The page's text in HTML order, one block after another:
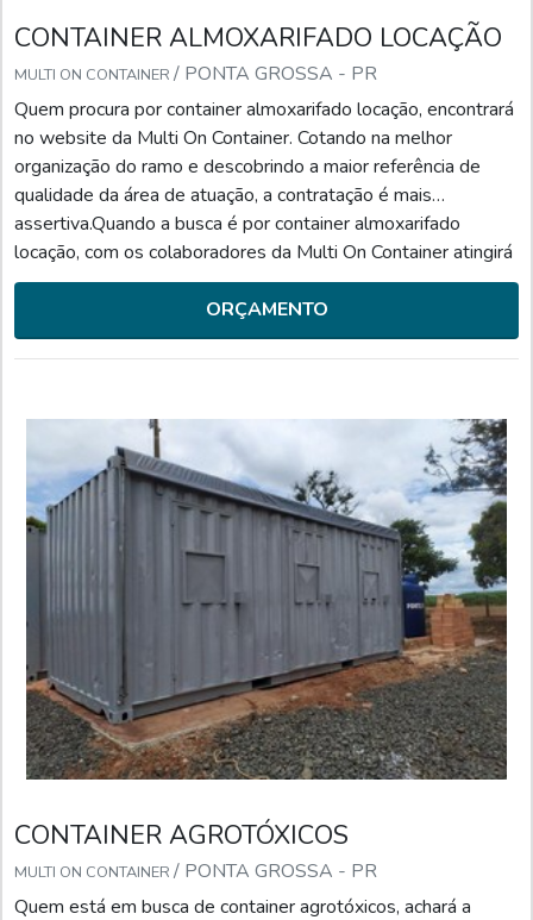
CONTAINER ALMOXARIFADO LOCAÇÃO
MULTI ON CONTAINER / PONTA GROSSA - PR
Quem procura por container almoxarifado locação, encontrará
no website da Multi On Container. Cotando na melhor
organização do ramo e descobrindo a maior referência de
qualidade da área de atuação, a contratação é mais
assertiva.Quando a busca é por container almoxarifado
locação, com os colaboradores da Multi On Container atingirá
ótima qualidade com entregas seguras e ágeis feitas pelos
melhores transportadores.UM POUCO MAIS SOBRE CON...
ORÇAMENTO
CONTAINER AGROTÓXICOS
MULTI ON CONTAINER / PONTA GROSSA - PR
Quem está em busca de container agrotóxicos, achará a